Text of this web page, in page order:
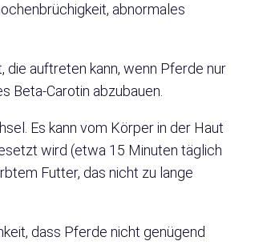
abnormales
auftreten kann, wenn Pferde nur
Beta-Carotin abzubauen.
Es kann vom Körper in der Haut
wird (etwa 15 Minuten täglich
Futter, das nicht zu lange
dass Pferde nicht genügend